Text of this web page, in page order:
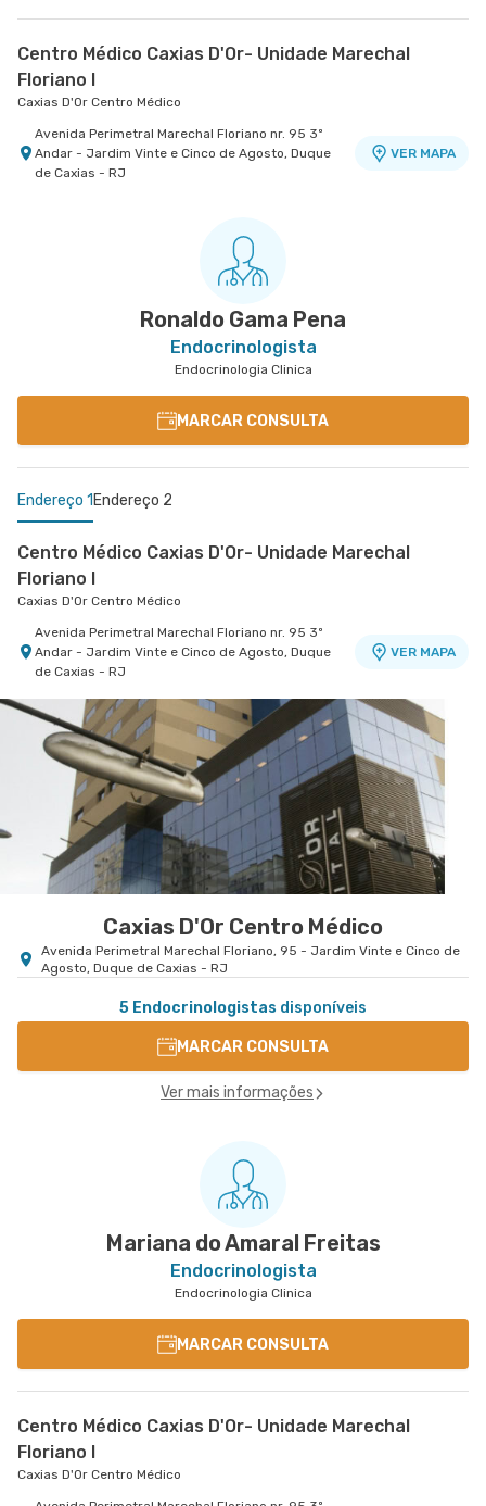
Centro Médico Caxias D'Or- Unidade Marechal
Floriano I
Caxias D'Or Centro Médico
Avenida Perimetral Marechal Floriano nr. 95 3º
Andar - Jardim Vinte e Cinco de Agosto, Duque
de Caxias - RJ
VER MAPA
Ronaldo Gama Pena
Endocrinologista
Endocrinologia Clinica
MARCAR CONSULTA
Endereço 1 Endereço 2
Centro Médico Caxias D'Or- Unidade Marechal
Floriano I
Caxias D'Or Centro Médico
Avenida Perimetral Marechal Floriano nr. 95 3º
Andar - Jardim Vinte e Cinco de Agosto, Duque
de Caxias - RJ
VER MAPA
Centro Quinta D'Or - Unidade Quinta Park
Hospital Quinta D'Or
Rua Almirante Baltazar nr. 333 8° Andar - Sao
Cristovao, Rio de Janeiro - RJ
VER MAPA
Caxias D'Or Centro Médico
Avenida Perimetral Marechal Floriano, 95 - Jardim Vinte e Cinco de
Agosto, Duque de Caxias - RJ
5 Endocrinologistas disponíveis
MARCAR CONSULTA
Ver mais informações
Mariana do Amaral Freitas
Endocrinologista
Endocrinologia Clinica
MARCAR CONSULTA
Centro Médico Caxias D'Or- Unidade Marechal
Floriano I
Caxias D'Or Centro Médico